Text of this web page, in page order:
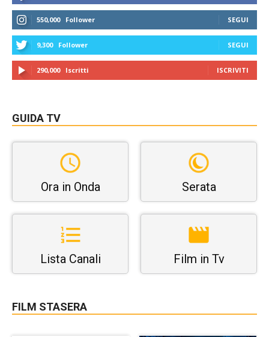
550,000 Follower SEGUI
9,300 Follower SEGUI
290,000 Iscritti ISCRIVITI
GUIDA TV
Ora in Onda Serata
Lista Canali Film in Tv
FILM STASERA